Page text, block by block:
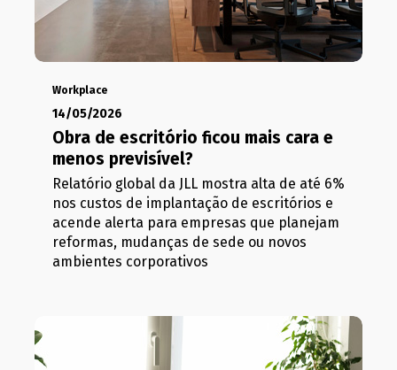
Workplace
14/05/2026
Obra de escritório ficou mais cara e
menos previsível?
Relatório global da JLL mostra alta de até 6%
nos custos de implantação de escritórios e
acende alerta para empresas que planejam
reformas, mudanças de sede ou novos
ambientes corporativos